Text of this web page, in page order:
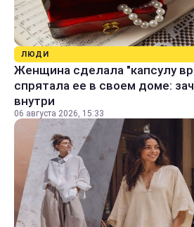
ЛЮДИ
Женщина сделала "капсулу
спрятала ее в своем доме:
внутри
06 августа 2026, 15:33